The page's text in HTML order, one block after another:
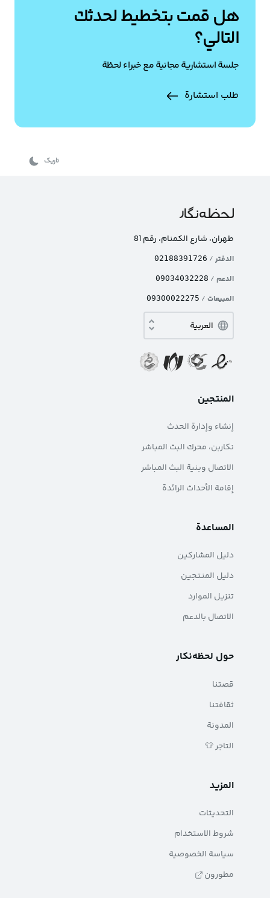
هل قمت بتخطيط لحدثك
التالي؟
جلسة استشارية مجانية مع خبراء لحظة
طلب استشارة
تاریک
طهران، شارع الکمنام، رقم 81
الدفتر /
02188391726
الدعم /
09034032228
المبيعات /
09300022275
المنتجين
إنشاء وإدارة الحدث
نکاربن، محرك البث المباشر
الاتصال وبنية البث المباشر
إقامة الأحداث الرائدة
المساعدة
دليل المشاركين
دليل المنتجين
تنزيل الموارد
الاتصال بالدعم
حول لحظه‌نکار
قصتنا
ثقافتنا
المدونة
التاجر 👕
المزيد
التحديثات
شروط الاستخدام
سياسة الخصوصية
مطورون